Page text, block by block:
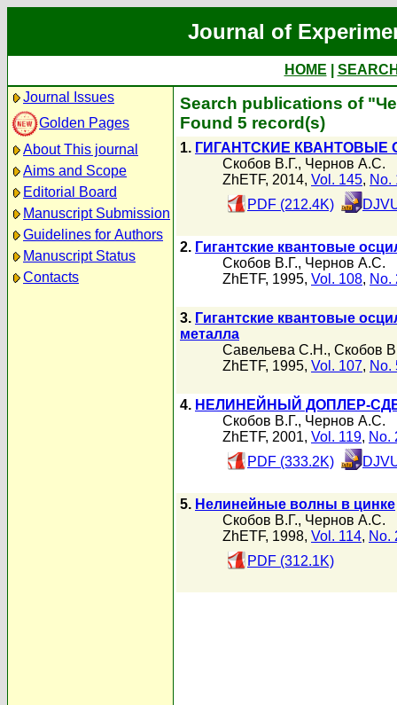
Journal of
HOME
Journal Issues
Golden Pages
About This journal
Aims and Scope
Editorial Board
Manuscript Submission
Guidelines for Authors
Manuscript Status
Contacts
Search publications of
Found 5 record(s)
1. ГИГАНТСКИЕ
Скобов В.Г., Чернов А.С.
ZhETF, 2014, Vol. 145, No.
PDF (212.4K)
2. Гигантские квантовые
Скобов В.Г., Чернов А.С.
ZhETF, 1995, Vol. 108, No.
3. Гигантские квантовые
металла
Савельева С.Н., Скобов
ZhETF, 1995, Vol. 107, No.
4. НЕЛИНЕЙНЫЙ ДОПЛЕР-
Скобов В.Г., Чернов А.С.
ZhETF, 2001, Vol. 119, No.
PDF (333.2K)
5. Нелинейные волны в цинке
Скобов В.Г., Чернов А.С.
ZhETF, 1998, Vol. 114, No.
PDF (312.1K)